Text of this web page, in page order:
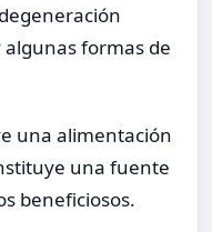
algunas formas de
una alimentación
una fuente
beneficiosos.